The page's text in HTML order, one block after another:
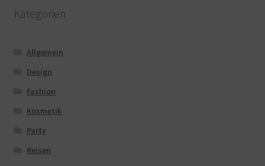
Kategorien
Allgemein
Design
Fashion
Kosmetik
Party
Reisen